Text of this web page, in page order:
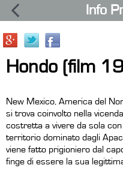
Info
Hondo (film
New Mexico, America del
si trova coinvolto nella
costretta a vivere da sola
territorio dominato dagli
viene fatto prigioniero dal
finge di essere la sua